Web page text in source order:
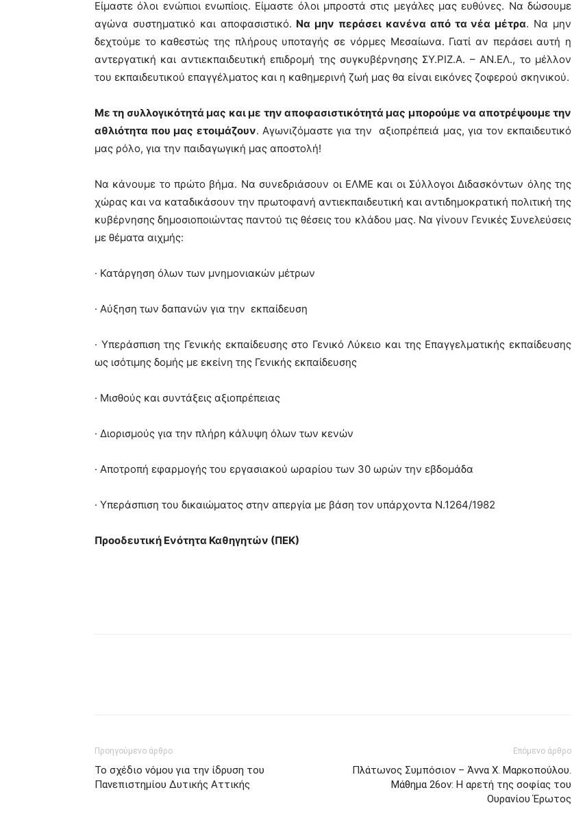
Είμαστε όλοι ενώπιοι ενωπίοις. Είμαστε όλοι μπροστά στις μεγάλες μας ευθύνες. Να δώσουμε
αγώνα συστηματικό και αποφασιστικό. Να μην περάσει κανένα από τα νέα μέτρα. Να μην
δεχτούμε το καθεστώς της πλήρους υποταγής σε νόρμες Μεσαίωνα. Γιατί αν περάσει αυτή η
αντεργατική και αντιεκπαιδευτική επιδρομή της συγκυβέρνησης ΣΥ.ΡΙΖ.Α. – ΑΝ.ΕΛ., το μέλλον
του εκπαιδευτικού επαγγέλματος και η καθημερινή ζωή μας θα είναι εικόνες ζοφερού σκηνικού.
Με τη συλλογικότητά μας και με την αποφασιστικότητά μας μπορούμε να αποτρέψουμε την
αθλιότητα που μας ετοιμάζουν. Αγωνιζόμαστε για την αξιοπρέπειά μας, για τον εκπαιδευτικό
μας ρόλο, για την παιδαγωγική μας αποστολή!
Να κάνουμε το πρώτο βήμα. Να συνεδριάσουν οι ΕΛΜΕ και οι Σύλλογοι Διδασκόντων όλης της
χώρας και να καταδικάσουν την πρωτοφανή αντιεκπαιδευτική και αντιδημοκρατική πολιτική της
κυβέρνησης δημοσιοποιώντας παντού τις θέσεις του κλάδου μας. Να γίνουν Γενικές Συνελεύσεις
με θέματα αιχμής:
· Κατάργηση όλων των μνημονιακών μέτρων
· Αύξηση των δαπανών για την εκπαίδευση
· Υπεράσπιση της Γενικής εκπαίδευσης στο Γενικό Λύκειο και της Επαγγελματικής εκπαίδευσης
ως ισότιμης δομής με εκείνη της Γενικής εκπαίδευσης
· Μισθούς και συντάξεις αξιοπρέπειας
· Διορισμούς για την πλήρη κάλυψη όλων των κενών
· Αποτροπή εφαρμογής του εργασιακού ωραρίου των 30 ωρών την εβδομάδα
· Υπεράσπιση του δικαιώματος στην απεργία με βάση τον υπάρχοντα Ν.1264/1982
Προοδευτική Ενότητα Καθηγητών (ΠΕΚ)
Προηγούμενο άρθρο
Το σχέδιο νόμου για την ίδρυση του
Πανεπιστημίου Δυτικής Αττικής
Επόμενο άρθρο
Πλάτωνος Συμπόσιον – Άννα Χ. Μαρκοπούλου.
Μάθημα 26ον: Η αρετή της σοφίας του
Ουρανίου Έρωτος